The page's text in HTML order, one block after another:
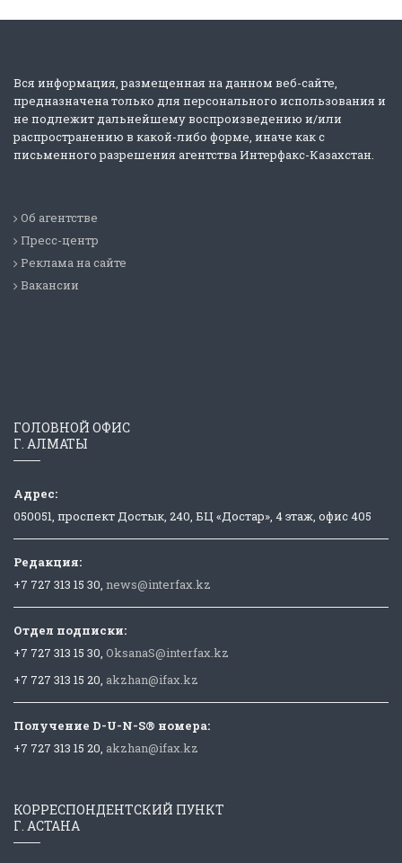
Вся информация, размещенная на данном веб-сайте,
предназначена только для персонального использования и
не подлежит дальнейшему воспроизведению и/или
распространению в какой-либо форме, иначе как с
письменного разрешения агентства Интерфакс-Казахстан.
Об агентстве
Пресс-центр
Реклама на сайте
Вакансии
ГОЛОВНОЙ ОФИС
Г. АЛМАТЫ
Адрес:
050051, проспект Достык, 240, БЦ «Достар», 4 этаж, офис 405
Редакция:
+7 727 313 15 30, news@interfax.kz
Отдел подписки:
+7 727 313 15 30, OksanaS@interfax.kz
+7 727 313 15 20, akzhan@ifax.kz
Получение D-U-N-S® номера:
+7 727 313 15 20, akzhan@ifax.kz
КОРРЕСПОНДЕНТСКИЙ ПУНКТ
Г. АСТАНА